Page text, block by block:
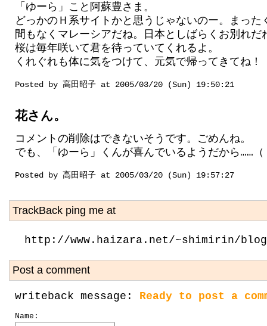
「ゆーら」こと阿蘇豊さま。
どっかのＨ系サイトかと思うじゃないのー。まった
間もなくマレーシアだね。日本としばらくお別れだ
桜は毎年咲いて君を待っていてくれるよ。
くれぐれも体に気をつけて、元気で帰ってきてね！
Posted by 高田昭子 at 2005/03/20 (Sun) 19:50:21
花さん。
コメントの削除はできないそうです。ごめんね。
でも、「ゆーら」くんが喜んでいるようだから……（
Posted by 高田昭子 at 2005/03/20 (Sun) 19:57:27
TrackBack ping me at
http://www.haizara.net/~shimirin/
Post a comment
writeback message: Ready to post a
Name: